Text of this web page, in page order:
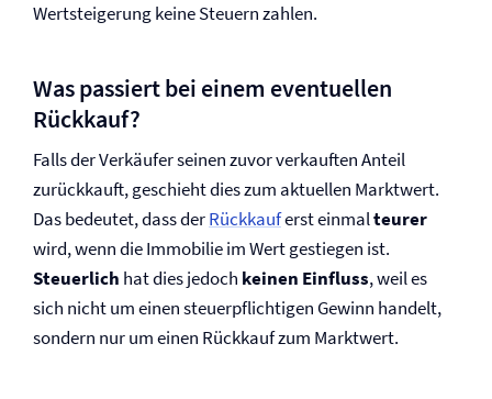
Wertsteigerung keine Steuern zahlen.
Was passiert bei einem eventuellen
Rückkauf?
Falls der Verkäufer seinen zuvor verkauften Anteil
zurückkauft, geschieht dies zum aktuellen Marktwert.
Das bedeutet, dass derRückkauferst einmalteurer
wird, wenn die Immobilie im Wert gestiegen ist.
Steuerlich hat dies jedoch keinen Einfluss, weil es
sich nicht um einen steuerpflichtigen Gewinn handelt,
sondern nur um einen Rückkauf zum Marktwert.